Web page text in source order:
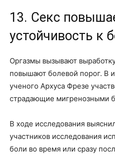
13. Секс
устойчивость к
Оргазмы вызывают
повышают болевой порог. В
ученого Архуса Фрезе
страдающие мигренозными
В ходе исследования
участников исследования
боли во время или сразу